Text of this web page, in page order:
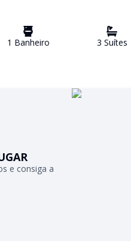
1 Banheiro 3 Suítes
e consiga a